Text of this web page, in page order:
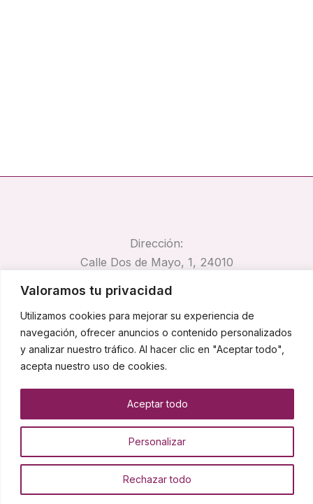
Valoramos tu privacidad
Utilizamos cookies para mejorar su experiencia de
navegación, ofrecer anuncios o contenido personalizados
y analizar nuestro tráfico. Al hacer clic en "Aceptar todo",
acepta nuestro uso de cookies.
Personalizar
Rechazar todo
Aceptar todo
Dirección:
Calle Dos de Mayo, 1, 24010
pirocar@pirocar.es
Teléfono:
662 67 42 74
Copyright © 2026 Pirocar